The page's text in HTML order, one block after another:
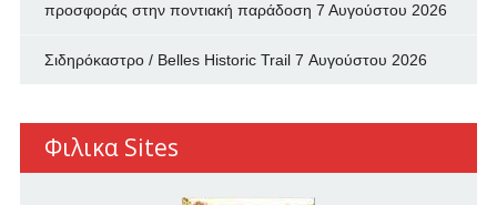
προσφοράς στην ποντιακή παράδοση 7 Αυγούστου 2026
Σιδηρόκαστρο / Belles Historic Trail 7 Αυγούστου 2026
Φιλικα Sites